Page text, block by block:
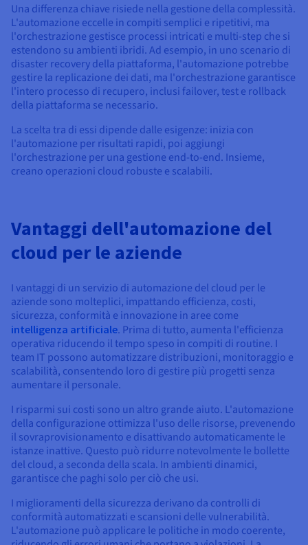
Una differenza chiave risiede nella gestione della complessità.
L'automazione eccelle in compiti semplici e ripetitivi, ma
l'orchestrazione gestisce processi intricati e multi-step che si
estendono su ambienti ibridi. Ad esempio, in uno scenario di
disaster recovery della piattaforma, l'automazione potrebbe
gestire la replicazione dei dati, ma l'orchestrazione garantisce
l'intero processo di recupero, inclusi failover, test e rollback
della piattaforma se necessario.
La scelta tra di essi dipende dalle esigenze: inizia con
l'automazione per risultati rapidi, poi aggiungi
l'orchestrazione per una gestione end-to-end. Insieme,
creano operazioni cloud robuste e scalabili.
Vantaggi dell'automazione del
cloud per le aziende
I vantaggi di un servizio di automazione del cloud per le
aziende sono molteplici, impattando efficienza, costi,
sicurezza, conformità e innovazione in aree come
intelligenza artificiale. Prima di tutto, aumenta l'efficienza
operativa riducendo il tempo speso in compiti di routine. I
team IT possono automatizzare distribuzioni, monitoraggio e
scalabilità, consentendo loro di gestire più progetti senza
aumentare il personale.
I risparmi sui costi sono un altro grande aiuto. L'automazione
della configurazione ottimizza l'uso delle risorse, prevenendo
il sovraprovisionamento e disattivando automaticamente le
istanze inattive. Questo può ridurre notevolmente le bollette
del cloud, a seconda della scala. In ambienti dinamici,
garantisce che paghi solo per ciò che usi.
I miglioramenti della sicurezza derivano da controlli di
conformità automatizzati e scansioni delle vulnerabilità.
L'automazione può applicare le politiche in modo coerente,